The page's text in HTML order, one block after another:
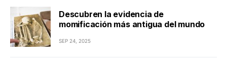
Descubren la evidencia de
momificación más antigua del mundo
SEP 24, 2025